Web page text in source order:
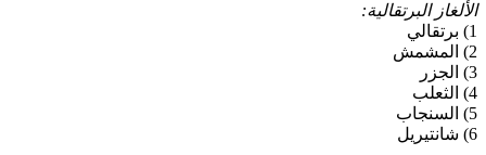
الألغاز البرتقالية:
1) برتقالي
2) المشمش
3) الجزر
4) الثعلب
5) السنجاب
6) شانتيريل